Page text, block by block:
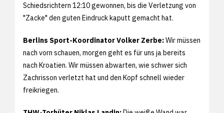
Schiedsrichtern 12:10 gewonnen, bis die Verletzung von
"Zacke" den guten Eindruck kaputt gemacht hat.
Berlins Sport-Koordinator Volker Zerbe:Wir müssen
nach vorn schauen, morgen geht es für uns ja bereits
nach Kroatien. Wir müssen abwarten, wie schwer sich
Zachrisson verletzt hat und den Kopf schnell wieder
freikriegen.